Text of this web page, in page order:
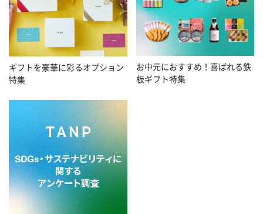
ギフトを豪華に彩るオプション
特集
お中元におすすめ！喜ばれる鉄
板ギフト特集